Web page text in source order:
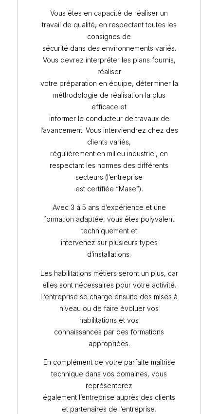
Vous êtes en capacité de réaliser un
travail de qualité, en respectant toutes les
consignes de
sécurité dans des environnements variés.
Vous devrez interpréter les plans fournis,
réaliser
votre préparation en équipe, déterminer la
méthodologie de réalisation la plus
efficace et
informer le conducteur de travaux de
l’avancement. Vous interviendrez chez des
clients variés,
régulièrement en milieu industriel, en
respectant les normes des différents
secteurs (l’entreprise
est certifiée “Mase”).
Avec 3 à 5 ans d’expérience et une
formation adaptée, vous êtes polyvalent
techniquement et
intervenez sur plusieurs types
d’installations.
Les habilitations métiers seront un plus, car
elles sont nécessaires pour votre activité.
L’entreprise se charge ensuite des mises à
niveau ou de faire évoluer vos
habilitations et vos
connaissances par des formations
appropriées.
En complément de votre parfaite maîtrise
technique dans vos domaines, vous
représenterez
également l’entreprise auprès des clients
et partenaires de l’entreprise.